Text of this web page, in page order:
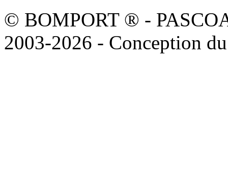
© BOMPORT ® -
2003-2026 - Conception